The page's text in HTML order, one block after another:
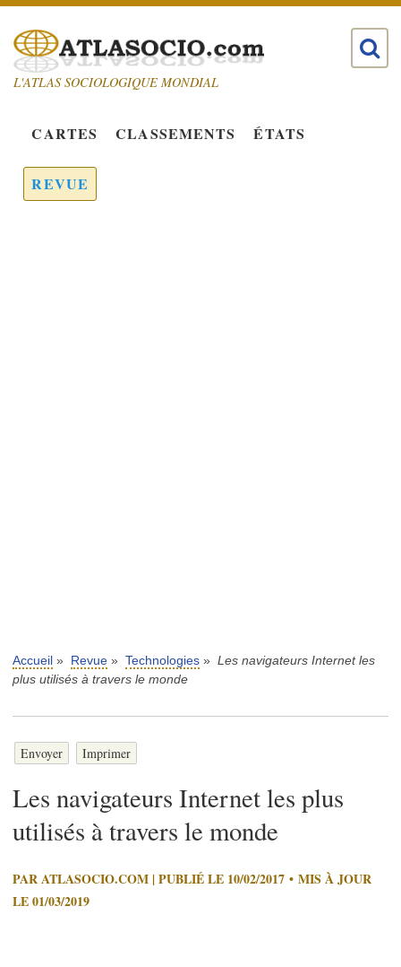
L'ATLAS SOCIOLOGIQUE MONDIAL
CARTES CLASSEMENTS ÉTATS
REVUE
Accueil » Revue » Technologies » Les navigateurs Internet les
plus utilisés à travers le monde
Envoyer Imprimer
Les navigateurs Internet les plus
utilisés à travers le monde
PAR ATLASOCIO.COM | PUBLIÉ LE 10/02/2017 • MIS À JOUR
LE 01/03/2019